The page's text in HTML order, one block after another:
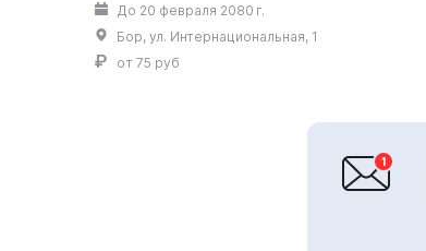
Уникальное расположение
Артемовских лугов в
непосредственной б...
До 20 февраля 2080 г.
Бор, ул. Интернациональная, 1
от 75 руб